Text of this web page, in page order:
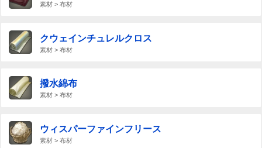
素材 > 布材
クウェインチュレルクロス
素材 > 布材
撥水綿布
素材 > 布材
ウィスパーファインフリース
素材 > 布材